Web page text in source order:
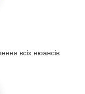
всіх нюансів